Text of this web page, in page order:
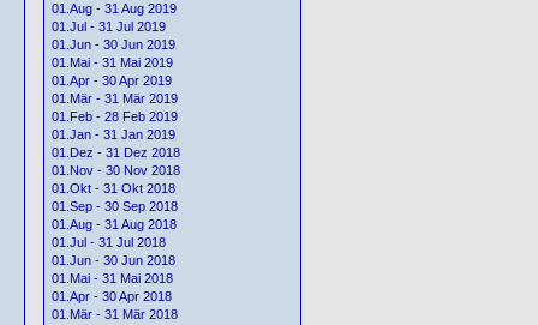
01.Aug - 31 Aug 2019
01.Jul - 31 Jul 2019
01.Jun - 30 Jun 2019
01.Mai - 31 Mai 2019
01.Apr - 30 Apr 2019
01.Mär - 31 Mär 2019
01.Feb - 28 Feb 2019
01.Jan - 31 Jan 2019
01.Dez - 31 Dez 2018
01.Nov - 30 Nov 2018
01.Okt - 31 Okt 2018
01.Sep - 30 Sep 2018
01.Aug - 31 Aug 2018
01.Jul - 31 Jul 2018
01.Jun - 30 Jun 2018
01.Mai - 31 Mai 2018
01.Apr - 30 Apr 2018
01.Mär - 31 Mär 2018